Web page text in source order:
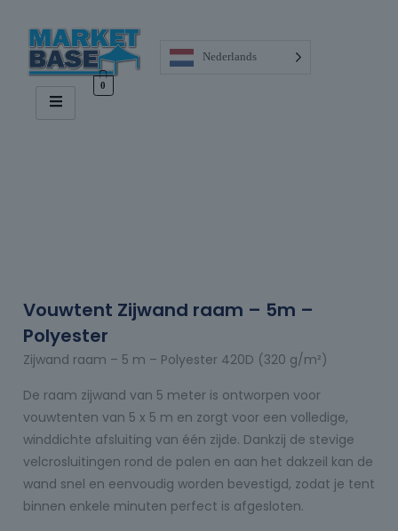
0
Nederlands
Vouwtent Zijwand raam – 5m –
Polyester
Zijwand raam – 5 m – Polyester 420D (320 g/m²)
De raam zijwand van 5 meter is ontworpen voor
vouwtenten van 5 x 5 m en zorgt voor een volledige,
winddichte afsluiting van één zijde. Dankzij de stevige
velcrosluitingen rond de palen en aan het dakzeil kan de
wand snel en eenvoudig worden bevestigd, zodat je tent
binnen enkele minuten perfect is afgesloten.